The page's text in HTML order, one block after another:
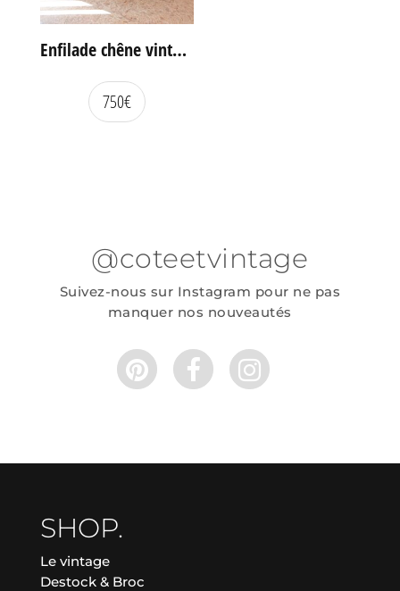
Enfilade chêne vintage portes coulissantes
750€
@coteetvintage
Suivez-nous sur Instagram pour ne pas
manquer nos nouveautés
SHOP.
Le vintage
Destock & Broc